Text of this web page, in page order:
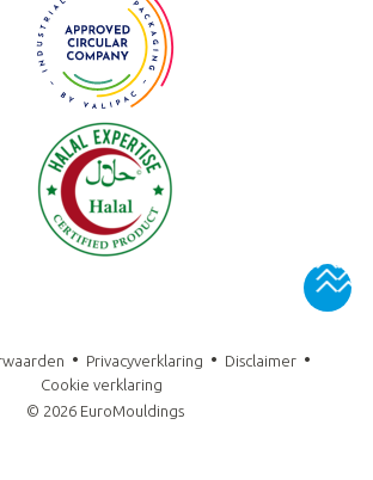
• Privacyverklaring • Disclaimer •
Cookie verklaring
© 2026 EuroMouldings